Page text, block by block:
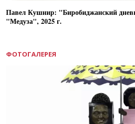
Павел Кушнир: "Биробиджанский
"Медуза", 2025 г.
ФОТОГАЛЕРЕЯ